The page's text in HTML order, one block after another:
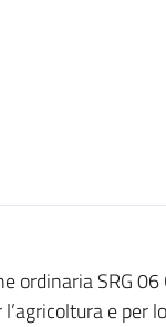
ordinaria SRG
e per